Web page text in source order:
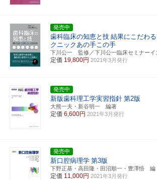
発売中
歯科臨床の知恵と技 結果にこだわ
クニックあの手この手
下川公一 監修／下川公一臨床セミナー
定価 19,800円 2021年3月発行
発売中
新版歯科理工学実習指針 第2版
大熊一夫・新谷明一 編著
定価 6,600円 2021年3月発行
発売中
新口腔病理学 第3版
下野正基・高田隆・田沼順一・豊澤悟 編
定価 11,000円 2021年3月発行